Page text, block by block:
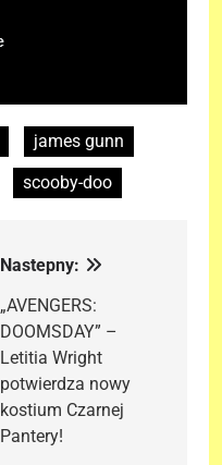
james gunn
scooby-doo
Nastepny:
„AVENGERS:
DOOMSDAY” –
Letitia Wright
potwierdza nowy
kostium Czarnej
Pantery!